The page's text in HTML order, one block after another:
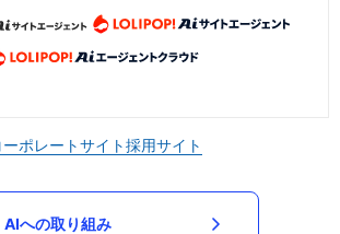
ーポレートサイト採用サイト
AIへの取り組み